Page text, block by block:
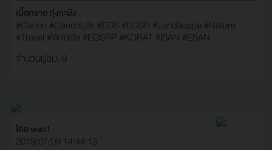
เนื้อทราย ทุ่งกะมัง
#Canon #CanonLife #EOS #EOSR #Landscape #Nature
#Travel #Wildlife #EOSRP #KORAT #ISAN #ESAN
จำนวนผู้ชม: 9
โดย wan1
2019/07/09 14:44:13